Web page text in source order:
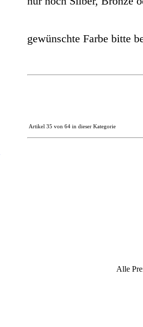
gewünschte Farbe bitte
Artikel 35 von 64 in dieser Kategorie
Alle